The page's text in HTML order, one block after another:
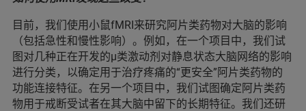
目前，我们使用小鼠fMRI来研究阿片类药物对大脑的影响
（包括急性和慢性影响）。例如，在一个项目中，我们试
图对几种正在开发的μ类激动剂对静息状态大脑网络的影响
进行分类，以确定用于治疗疼痛的“更安全”阿片类药物的
功能连接特征。在另一个项目中，我们试图确定阿片类药
物用于戒断受试者在其大脑中留下的长期特征。我们还研